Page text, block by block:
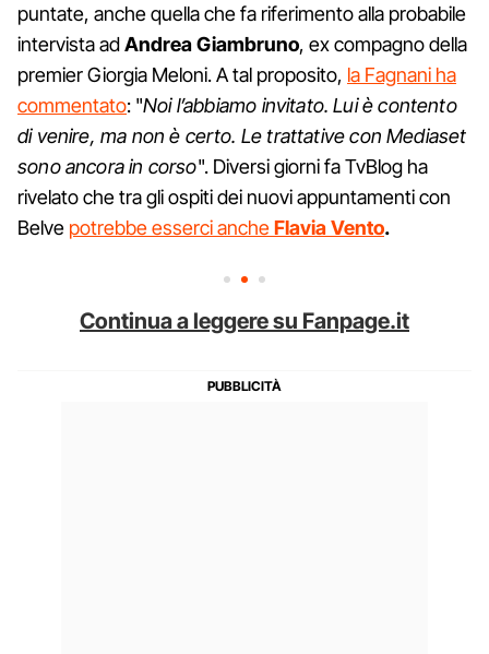
puntate, anche quella che fa riferimento alla probabile
intervista adAndrea Giambruno, ex compagno della
premier Giorgia Meloni. A tal proposito, la Fagnani ha
commentato: "Noi l’abbiamo invitato. Lui è contento
di venire, ma non è certo. Le trattative con Mediaset
sono ancora in corso". Diversi giorni fa TvBlog ha
rivelato che tra gli ospiti dei nuovi appuntamenti con
Belve potrebbe esserci ancheFlavia Vento.
Continua a leggere su Fanpage.it